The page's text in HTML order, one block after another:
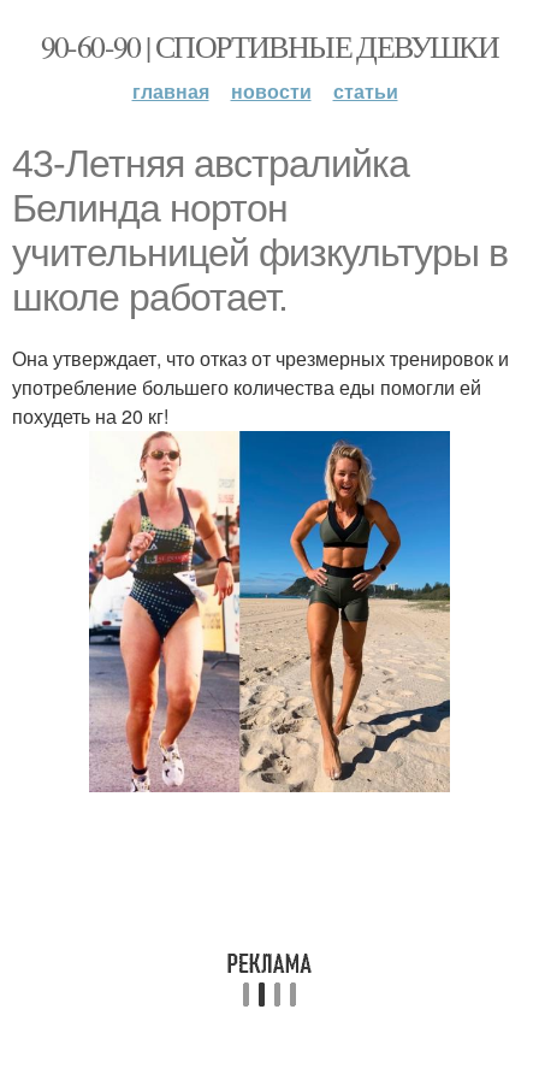
90-60-90 | СПОРТИВНЫЕ ДЕВУШКИ
главная новости статьи
43-Летняя австралийка
Белинда нортон
учительницей физкультуры в
школе работает.
Она утверждает, что отказ от чрезмерных тренировок и
употребление большего количества еды помогли ей
похудеть на 20 кг!